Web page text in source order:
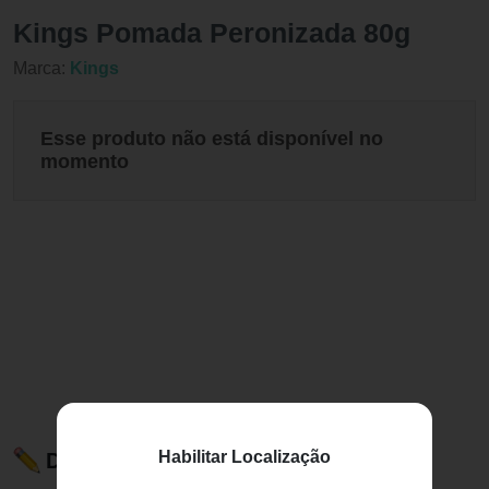
Habilitar Localização
Kings Pomada Peronizada 80g
Marca: Kings
Esse produto não está disponível no
momento
Descrição do Produto